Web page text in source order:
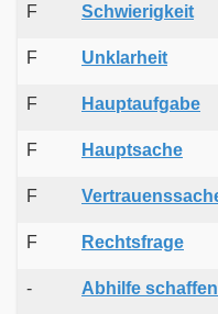
F Schwierigkeit
F Unklarheit
F Hauptaufgabe
F Hauptsache
F
F Rechtsfrage
- Abhilfe schaffen